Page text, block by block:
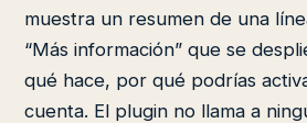
muestra un resumen de una
“Más información” que se
qué hace, por qué podrías
cuenta. El plugin no llama a